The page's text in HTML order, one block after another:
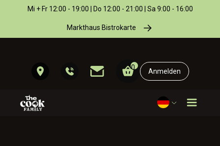
Mi + Fr 12:00 - 19:00 | Do 12:00 - 21:00 | Sa 9:00 - 16:00
Markthaus Bistrokarte
0 Anmelden